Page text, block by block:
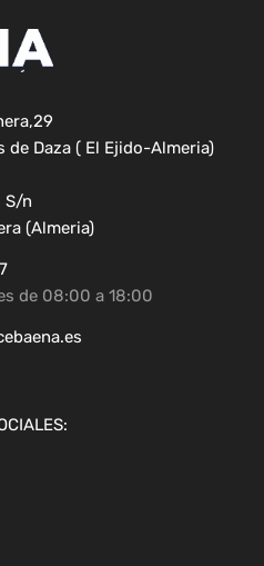
de Daza ( El Ejido-Almeria)
S/n
(Almeria)
de 08:00 a 18:00